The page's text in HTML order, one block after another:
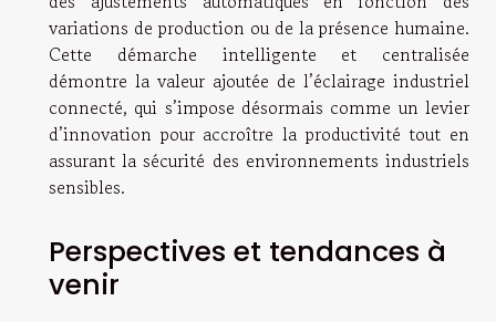
variations de production ou de la présence humaine.
Cette démarche intelligente et centralisée
démontre la valeur ajoutée de l’éclairage industriel
connecté, qui s’impose désormais comme un levier
d’innovation pour accroître la productivité tout en
assurant la sécurité des environnements industriels
sensibles.
Perspectives et tendances à
venir